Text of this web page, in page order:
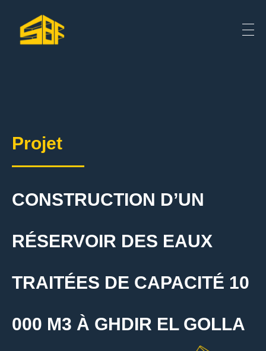
Projet
CONSTRUCTION D’UN
RÉSERVOIR DES EAUX
TRAITÉES DE CAPACITÉ 10
000 M3 À GHDIR EL GOLLA